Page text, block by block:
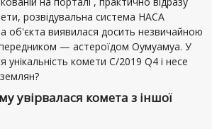
розвідувальна система НАСА
об'єкта виявилася досить незвичайною
— астероїдом Оумуамуа. У
комети C/2019 Q4 і несе
увірвалася комета з іншої